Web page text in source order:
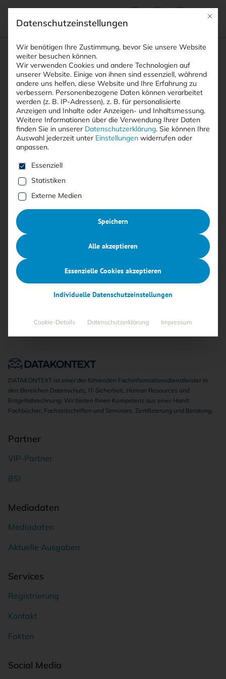
Suchfeld
Suchen
Breadcrumb-Navigation
STARTSEITE SALESLOFT OAUTH ANGRIFF
Alle Beiträge mit dem
Schlagwort “Salesloft OAuth
Angriff”
<kes>+
Keine Beiträge gefunden
DATAKONTEXT ist einer der führenden Fachinformationsdienstleister in
den Bereichen Datenschutz, IT-Sicherheit, Human Resources und
Entgeltabrechnung. Wir bieten Ihnen Kompetenz aus einer Hand:
Fachbücher, Fachzeitschriften und Seminare, Zertifizierung und Beratung.
Partner
VIP-Partner
BSI
Mediadaten
Mediadaten
Aktuelle Ausgaben
Services
Registrierung
Kontakt
Fakten
Social Media
Mit
Datenschutzeinstellungen
Wir benötigen Ihre Zustimmung, bevor Sie unsere Website
weiter besuchen können.
Wir verwenden Cookies und andere Technologien auf
unserer Website. Einige von ihnen sind essenziell, während
andere uns helfen, diese Website und Ihre Erfahrung zu
verbessern. Personenbezogene Daten können verarbeitet
werden (z. B. IP-Adressen), z. B. für personalisierte
Anzeigen und Inhalte oder Anzeigen- und Inhaltsmessung.
Weitere Informationen über die Verwendung Ihrer Daten
finden Sie in unserer Datenschutzerklärung. Sie können Ihre
Auswahl jederzeit unter Einstellungen widerrufen oder
anpassen.
Es folgt eine Liste der Service-Gruppen, für die eine
Essenziell
Statistiken
Externe Medien
Speichern
Alle akzeptieren
Essenzielle Cookies akzeptieren
Individuelle Datenschutzeinstellungen
Cookie-Details Datenschutzerklärung Impressum